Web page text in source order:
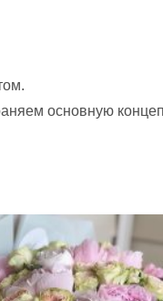
основную